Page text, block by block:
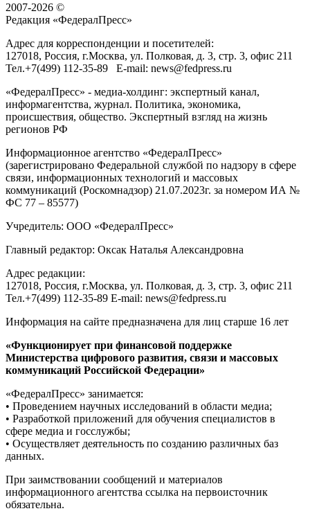
2007-2026 ©
Редакция «ФедералПресс»
Адрес для корреспонденции и посетителей:
127018, Россия, г.Москва, ул. Полковая, д. 3, стр. 3, офис 211
Тел.+7(499) 112-35-89 E-mail: news@fedpress.ru
«ФедералПресс» - медиа-холдинг: экспертный канал,
информагентства, журнал. Политика, экономика,
происшествия, общество. Экспертный взгляд на жизнь
регионов РФ
Информационное агентство «ФедералПресс»
(зарегистрировано Федеральной службой по надзору в сфере
связи, информационных технологий и массовых
коммуникаций (Роскомнадзор) 21.07.2023г. за номером ИА №
ФС 77 – 85577)
Учредитель: ООО «ФедералПресс»
Главный редактор: Оксак Наталья Александровна
Адрес редакции:
127018, Россия, г.Москва, ул. Полковая, д. 3, стр. 3, офис 211
Тел.+7(499) 112-35-89 E-mail: news@fedpress.ru
Информация на сайте предназначена для лиц старше 16 лет
«Функционирует при финансовой поддержке
Министерства цифрового развития, связи и массовых
коммуникаций Российской Федерации»
«ФедералПресс» занимается:
• Проведением научных исследований в области медиа;
• Разработкой приложений для обучения специалистов в
сфере медиа и госслужбы;
• Осуществляет деятельность по созданию различных баз
данных.
При заимствовании сообщений и материалов
информационного агентства ссылка на первоисточник
обязательна.